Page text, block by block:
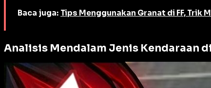
Baca juga: Tips Menggunakan Granat di FF, Trik
Analisis Mendalam Jenis Kendaraan